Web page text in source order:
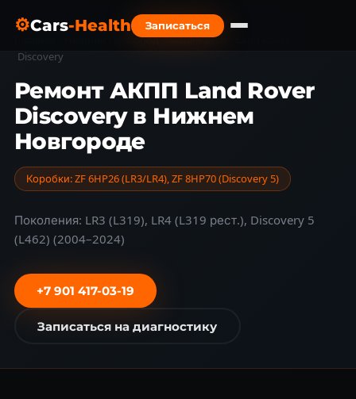
⚙Cars-Health Записаться
Нижний Новгород › Марки авто
Discovery
Ремонт АКПП Land Rover
Discovery в Нижнем
Новгороде
Коробки: ZF 6HP26 (LR3/LR4), ZF 8HP70 (Discovery 5)
Поколения: LR3 (L319), LR4 (L319 рест.), Discovery 5
(L462) (2004–2024)
+7 901 417-03-19
Записаться на диагностику